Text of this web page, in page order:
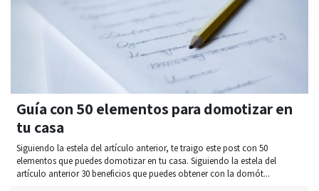
Guía con 50 elementos para domotizar en
tu casa
Siguiendo la estela del artículo anterior, te traigo este post con 50
elementos que puedes domotizar en tu casa. Siguiendo la estela del
artículo anterior 30 beneficios que puedes obtener con la domót...